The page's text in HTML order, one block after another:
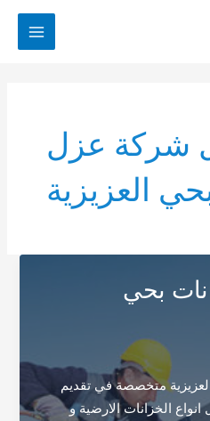
شركة عزل
العزيزية
بحي
متخصصة في تقديم
الخزانات الارضية و